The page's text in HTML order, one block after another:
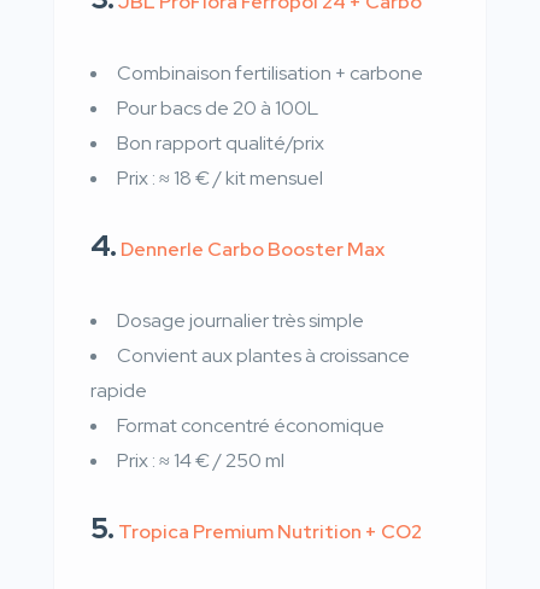
Combinaison fertilisation + carbone
Pour bacs de 20 à 100L
Bon rapport qualité/prix
Prix : ≈ 18 € / kit mensuel
4. Dennerle Carbo Booster Max
Dosage journalier très simple
Convient aux plantes à croissance
rapide
Format concentré économique
Prix : ≈ 14 € / 250 ml
5. Tropica Premium Nutrition + CO2